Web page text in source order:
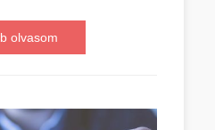
olvasom